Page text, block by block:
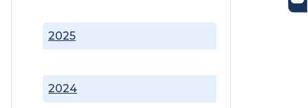
2024
2025